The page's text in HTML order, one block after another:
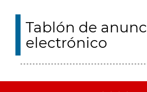
Tablón de
electrónico